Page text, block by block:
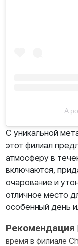
A
С уникальной
этот филиал
атмосферу в
включаются,
очарование и
отличное место
особенный день
Рекомендация
время в филиале